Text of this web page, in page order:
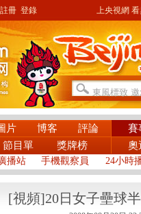
冊 登錄 上央視網 看奧
片 博客 評論
賽
節目單 獎牌榜 奧
播站 手機觀察員 24小時
[視頻]20日女子壘球